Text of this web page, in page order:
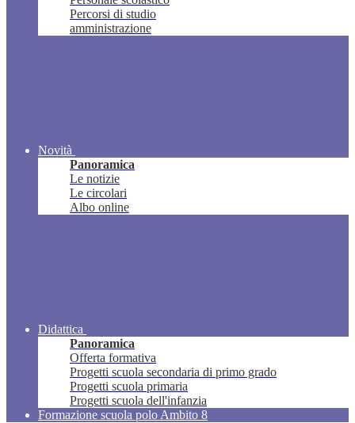
Percorsi di studio
amministrazione
Novità
Panoramica
Le notizie
Le circolari
Albo online
Didattica
Panoramica
Offerta formativa
Progetti scuola secondaria di primo grado
Progetti scuola primaria
Progetti scuola dell'infanzia
Formazione scuola polo Ambito 8